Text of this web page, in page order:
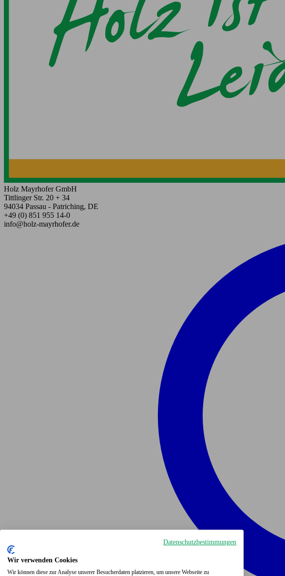
Holz Mayrhofer GmbH
Tittlinger Str. 20 + 34
94034 Passau - Patriching, DE
+49 (0) 851 955 14-0
info@holz-mayrhofer.de
Datenschutzbestimmungen
Wir verwenden Cookies
Wir können diese zur Analyse unserer Besucherdaten platzieren, um unsere Webseite zu